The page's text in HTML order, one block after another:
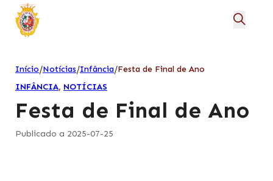
Início/Notícias/Infância/Festa de Final de Ano
INFÂNCIA, NOTÍCIAS
Festa de Final de Ano
Publicado a 2025-07-25